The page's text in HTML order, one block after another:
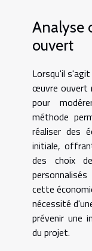
Analyse
ouvert
Lorsqu'il
œuvre ouvert
pour
méthode
réaliser des
initiale,
des choix
cette
nécessité
prévenir une
du projet.